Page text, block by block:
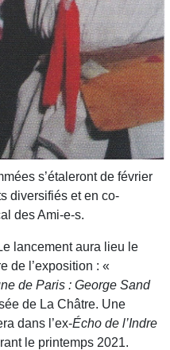
s’étaleront de février
diversifiés et en co-
des Ami-e-s.
lancement aura lieu le
de l’exposition : «
de Paris : George Sand
de La Châtre. Une
dans l’ex-Écho de l’Indre
le printemps 2021.